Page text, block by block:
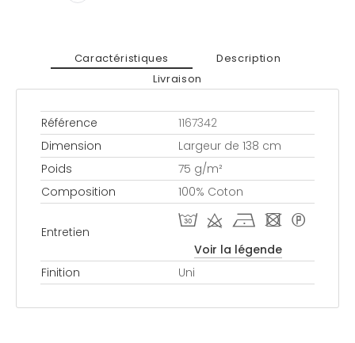
Caractéristiques
Description
Livraison
Référence
1167342
Dimension
Largeur de 138 cm
Poids
75 g/m²
Composition
100% Coton
Entretien
T d h - *
Voir la légende
Finition
Uni